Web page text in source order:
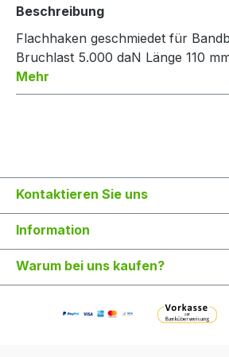
Beschreibung
Flachhaken geschmiedet für
Bruchlast 5.000 daN Länge 110
Mehr
Kontaktieren Sie uns
Information
Warum bei uns kaufen?